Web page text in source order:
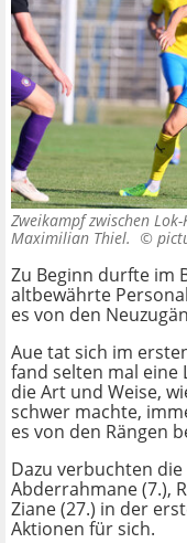
Zweikampf zwischen
Maximilian Thiel. ©
Zu Beginn durfte im
altbewährte
es von den
Aue tat sich im
fand selten mal eine
die Art und Weise,
schwer machte,
es von den Rängen
Dazu verbuchten
Abderrahmane (7.),
Ziane (27.) in der
Aktionen für sich.